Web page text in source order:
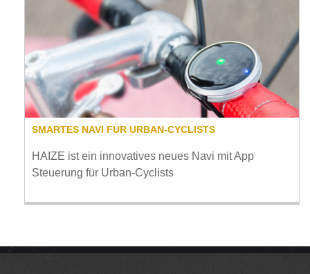
SMARTES NAVI FÜR URBAN-CYCLISTS
HAIZE ist ein innovatives neues Navi mit App
Steuerung für Urban-Cyclists